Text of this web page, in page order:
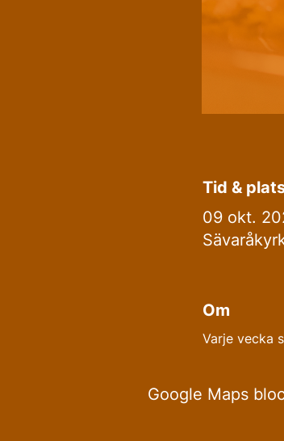
Tid &
09 okt.
Om
Varje vecka
Google Maps